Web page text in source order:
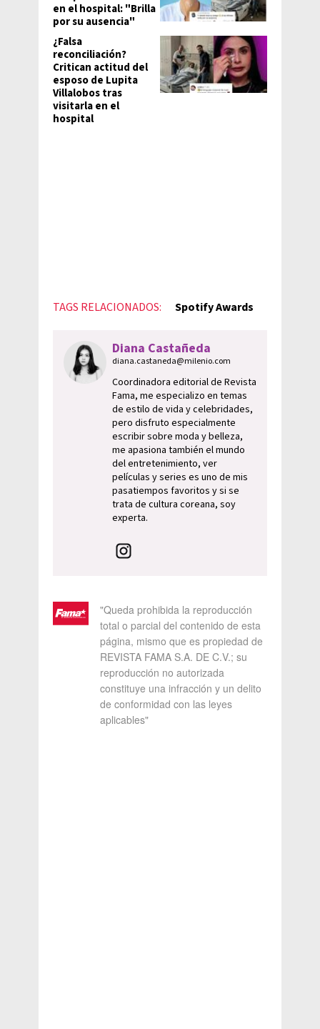
en el hospital: "Brilla
por su ausencia"
¿Falsa
reconciliación?
Critican actitud del
esposo de Lupita
Villalobos tras
visitarla en el
hospital
TAGS RELACIONADOS: Spotify Awards
Diana Castañeda
diana.castaneda@milenio.com
Coordinadora editorial de Revista
Fama, me especializo en temas
de estilo de vida y celebridades,
pero disfruto especialmente
escribir sobre moda y belleza,
me apasiona también el mundo
del entretenimiento, ver
películas y series es uno de mis
pasatiempos favoritos y si se
trata de cultura coreana, soy
experta.
"Queda prohibida la reproducción
total o parcial del contenido de esta
página, mismo que es propiedad de
REVISTA FAMA S.A. DE C.V.; su
reproducción no autorizada
constituye una infracción y un delito
de conformidad con las leyes
aplicables"